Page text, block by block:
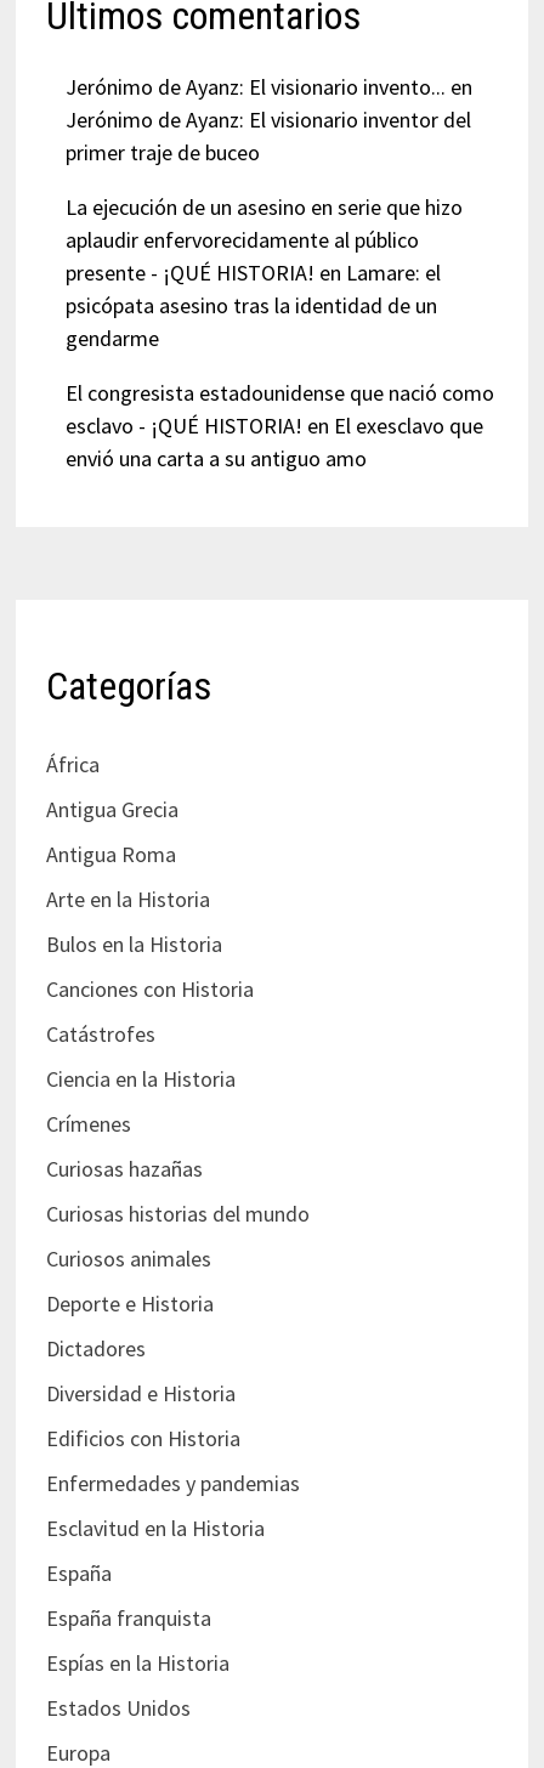
Últimos comentarios
Jerónimo de Ayanz: El visionario invento... en
Jerónimo de Ayanz: El visionario inventor del
primer traje de buceo
La ejecución de un asesino en serie que hizo
aplaudir enfervorecidamente al público
presente - ¡QUÉ HISTORIA! en Lamare: el
psicópata asesino tras la identidad de un
gendarme
El congresista estadounidense que nació como
esclavo - ¡QUÉ HISTORIA! en El exesclavo que
envió una carta a su antiguo amo
Categorías
África
Antigua Grecia
Antigua Roma
Arte en la Historia
Bulos en la Historia
Canciones con Historia
Catástrofes
Ciencia en la Historia
Crímenes
Curiosas hazañas
Curiosas historias del mundo
Curiosos animales
Deporte e Historia
Dictadores
Diversidad e Historia
Edificios con Historia
Enfermedades y pandemias
Esclavitud en la Historia
España
España franquista
Espías en la Historia
Estados Unidos
Europa